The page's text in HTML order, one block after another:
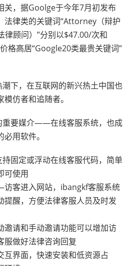
关，据Goolge于今年7月初发布
法律类的关键词“Attorney（辩护
律顾问）”分别以$47.00/次和
格高居“Google20类最贵关键词”
下，在互联网的新兴热土中国也
仿者和追随者。
重要媒介——在线客服系统，也成
用软件。
固定或浮动在线客服代码，简单
可使用
客进入网站，ibangkf客服系统
提醒，方便法律客服人员及时发
请和手动邀请功能可以增加访
服做好法律咨询回复
界面，快速安装和低资源占